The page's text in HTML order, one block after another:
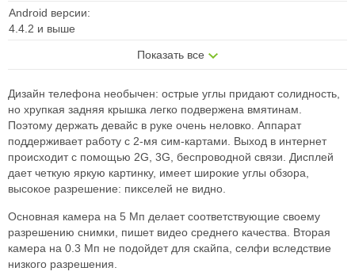
Android версии:
4.4.2 и выше
Показать все
Дизайн телефона необычен: острые углы придают солидность,
но хрупкая задняя крышка легко подвержена вмятинам.
Поэтому держать девайс в руке очень неловко. Аппарат
поддерживает работу с 2-мя сим-картами. Выход в интернет
происходит с помощью 2G, 3G, беспроводной связи. Дисплей
дает четкую яркую картинку, имеет широкие углы обзора,
высокое разрешение: пикселей не видно.
Основная камера на 5 Мп делает соответствующие своему
разрешению снимки, пишет видео среднего качества. Вторая
камера на 0.3 Мп не подойдет для скайпа, селфи вследствие
низкого разрешения.